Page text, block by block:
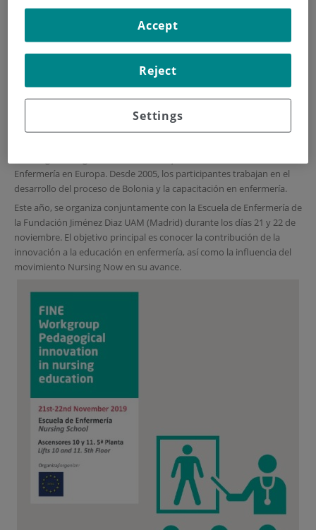
EDUCATION”
Los próximos 21 y 22 de noviembre la Federación Europea
de Educadores en Enfermería celebra en colaboración con
nuestra Escuela el Workshop FINE “PEDAGOGICAL
INNOVATION IN NURSING EDUCATION”.
Enfermería en Europa. Desde 2005, los participantes trabajan en el
desarrollo del proceso de Bolonia y la capacitación en enfermería.
Este año, se organiza conjuntamente con la Escuela de Enfermería de
la Fundación Jiménez Diaz UAM (Madrid) durante los días 21 y 22 de
noviembre. El objetivo principal es conocer la contribución de la
innovación a la educación en enfermería, así como la influencia del
movimiento Nursing Now en su avance.
Settings
Reject
Accept